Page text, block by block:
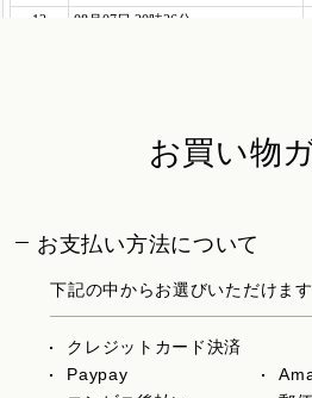
お買い物
お支払い方法について
下記の中からお選びいただけます
クレジットカード決済
Paypay